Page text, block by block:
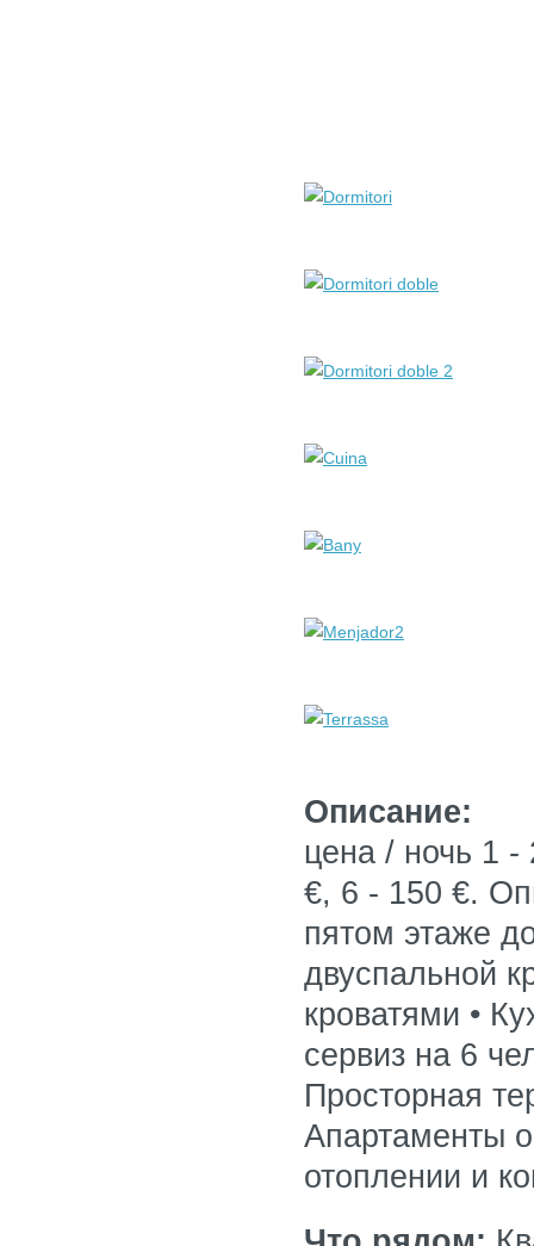
Описание:
цена / ночь 1
€, 6 - 150 €.
пятом этаже
двуспальной
кроватями •
сервиз на 6
Просторная
Апартаменты
отоплении и